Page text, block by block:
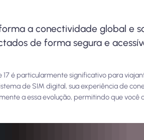
a conectividade global e
de forma segura e
é particularmente significativo para
de SIM digital, sua experiência de
a essa evolução, permitindo que você